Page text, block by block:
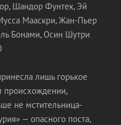
Шандор Фунтек, Эй
Мааскри, Жан-Пьер
Бонами, Осин Шутри
лишь горькое
происхождении,
не мстительница-
— опасного поста,